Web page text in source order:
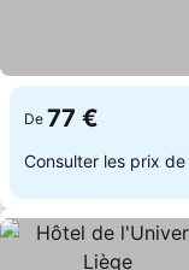
De 77 €
Consulter les prix de